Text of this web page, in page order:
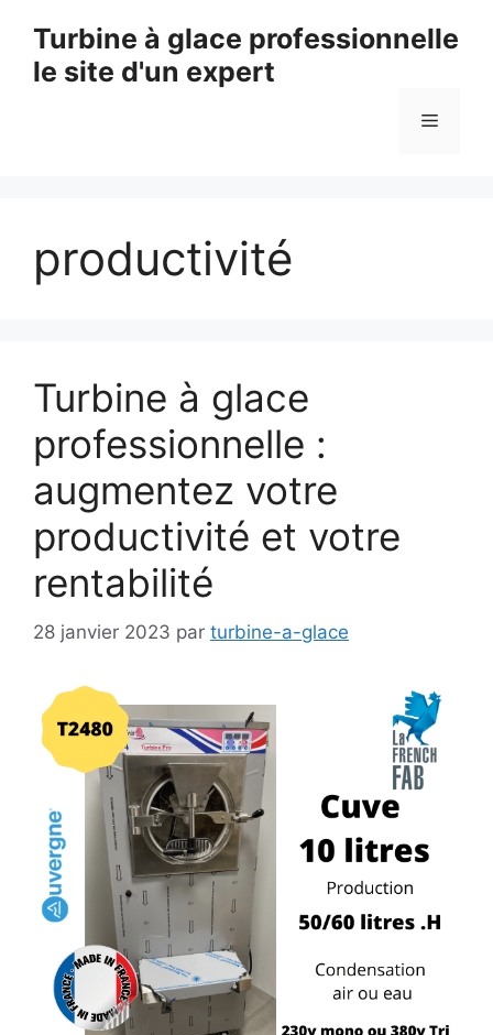
contenu
Turbine à glace professionnelle
le site d'un expert
Menu
productivité
Turbine à glace
professionnelle :
augmentez votre
productivité et votre
rentabilité
28 janvier 2023 par turbine-a-glace